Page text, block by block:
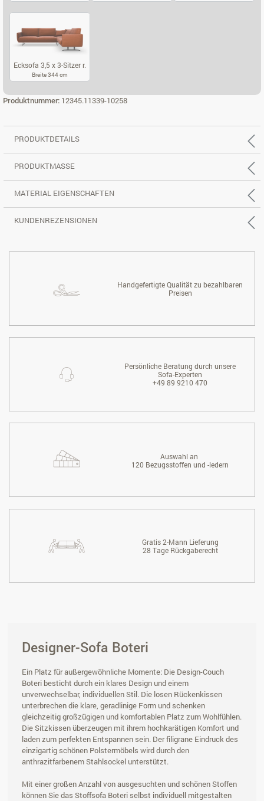
Ecksofa 3,5 x 3-Sitzer r.
Breite 344 cm
Produktnummer: 12345.11339-10258
PRODUKTDETAILS
PRODUKTMASSE
MATERIAL EIGENSCHAFTEN
KUNDENREZENSIONEN
Handgefertigte Qualität zu bezahlbaren
Preisen
Persönliche Beratung durch unsere
Sofa-Experten
+49 89 9210 470
Auswahl an
120 Bezugsstoffen und -ledern
Gratis 2-Mann Lieferung
28 Tage Rückgaberecht
Designer-Sofa Boteri
Ein Platz für außergewöhnliche Momente: Die Design-Couch
Boteri besticht durch ein klares Design und einem
unverwechselbar, individuellen Stil. Die losen Rückenkissen
unterbrechen die klare, geradlinige Form und schenken
gleichzeitig großzügigen und komfortablen Platz zum Wohlfühlen.
Die Sitzkissen überzeugen mit ihrem hochkarätigen Komfort und
laden zum perfekten Entspannen sein. Der filigrane Eindruck des
einzigartig schönen Polstermöbels wird durch den
anthrazitfarbenem Stahlsockel unterstützt.
Mit einer großen Anzahl von ausgesuchten und schönen Stoffen
können Sie das Stoffsofa Boteri selbst individuell mitgestalten